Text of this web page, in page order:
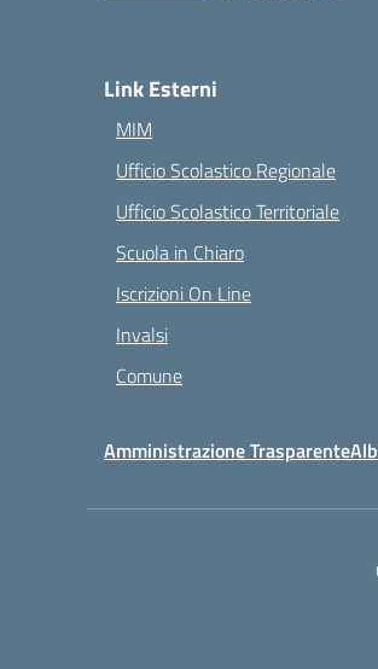
Link Esterni
MIM
Ufficio Scolastico Regionale
Ufficio Scolastico Territoriale
Scuola in Chiaro
Iscrizioni On Line
Invalsi
Comune
Amministrazione Trasparente